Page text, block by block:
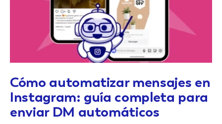
Cómo automatizar mensajes en
Instagram: guía completa para
enviar DM automáticos